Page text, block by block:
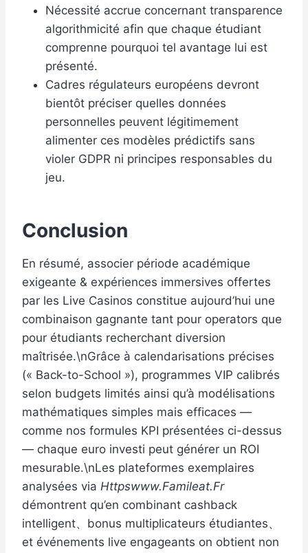
Nécessité accrue concernant transparence
algorithmicité afin que chaque étudiant
comprenne pourquoi tel avantage lui est
présenté.
Cadres régulateurs européens devront
bientôt préciser quelles données
personnelles peuvent légitimement
alimenter ces modèles prédictifs sans
violer GDPR ni principes responsables du
jeu.
Conclusion
En résumé, associer période académique
exigeante & expériences immersives offertes
par les Live Casinos constitue aujourd’hui une
combinaison gagnante tant pour operators que
pour étudiants recherchant diversion
maîtrisée.\nGrâce à calendarisations précises
(« Back-to-School »), programmes VIP calibrés
selon budgets limités ainsi qu’à modélisations
mathématiques simples mais efficaces —
comme nos formules KPI présentées ci-dessus
— chaque euro investi peut générer un ROI
mesurable.\nLes plateformes exemplaires
analysées via Httpswww.Famileat.Fr
démontrent qu’en combinant cashback
intelligent、bonus multiplicateurs étudiantes、
et événements live engageants on obtient non